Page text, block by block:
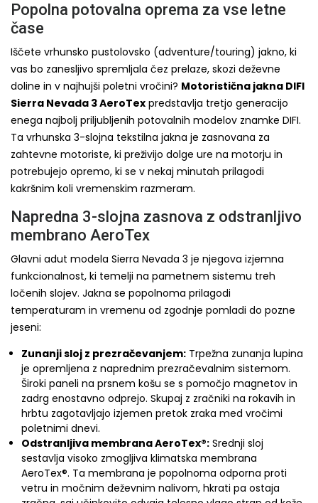
Popolna potovalna oprema za vse letne
čase
Iščete vrhunsko pustolovsko (adventure/touring) jakno, ki
vas bo zanesljivo spremljala čez prelaze, skozi deževne
doline in v najhujši poletni vročini? Motoristična jakna DIFI
Sierra Nevada 3 AeroTex predstavlja tretjo generacijo
enega najbolj priljubljenih potovalnih modelov znamke DIFI.
Ta vrhunska 3-slojna tekstilna jakna je zasnovana za
zahtevne motoriste, ki preživijo dolge ure na motorju in
potrebujejo opremo, ki se v nekaj minutah prilagodi
kakršnim koli vremenskim razmeram.
Napredna 3-slojna zasnova z odstranljivo
membrano AeroTex
Glavni adut modela Sierra Nevada 3 je njegova izjemna
funkcionalnost, ki temelji na pametnem sistemu treh
ločenih slojev. Jakna se popolnoma prilagodi
temperaturam in vremenu od zgodnje pomladi do pozne
jeseni:
Zunanji sloj z prezračevanjem: Trpežna zunanja lupina
je opremljena z naprednim prezračevalnim sistemom.
Široki paneli na prsnem košu se s pomočjo magnetov in
zadrg enostavno odprejo. Skupaj z zračniki na rokavih in
hrbtu zagotavljajo izjemen pretok zraka med vročimi
poletnimi dnevi.
Odstranljiva membrana AeroTex®: Srednji sloj
sestavlja visoko zmogljiva klimatska membrana
AeroTex®. Ta membrana je popolnoma odporna proti
vetru in močnim deževnim nalivom, hkrati pa ostaja